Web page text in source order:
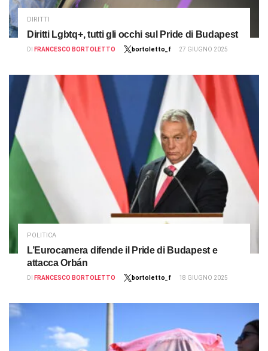
DIRITTI
Diritti Lgbtq+, tutti gli occhi sul Pride di Budapest
DI FRANCESCO BORTOLETTO bortoletto_f 27 GIUGNO 2025
POLITICA
L’Eurocamera difende il Pride di Budapest e
attacca Orbán
DI FRANCESCO BORTOLETTO bortoletto_f 18 GIUGNO 2025